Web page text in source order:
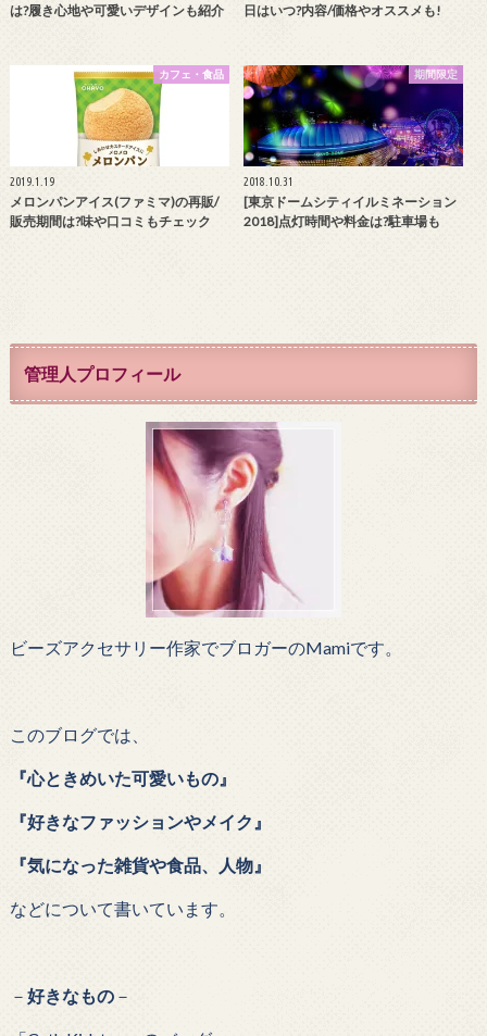
は?履き心地や可愛いデザインも紹介
日はいつ?内容/価格やオススメも!
カフェ・食品
2019.1.19
メロンパンアイス(ファミマ)の再販/
販売期間は?味や口コミもチェック
期間限定
2018.10.31
[東京ドームシティイルミネーション
2018]点灯時間や料金は?駐車場も
管理人プロフィール
ビーズアクセサリー作家でブロガーのMamiです。
このブログでは、
『心ときめいた可愛いもの』
『好きなファッションやメイク』
『気になった雑貨や食品、人物』
などについて書いています。
－ 好きなもの－